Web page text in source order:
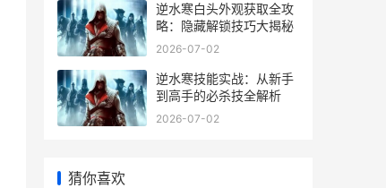
逆水寒白头外观获取全攻
略：隐藏解锁技巧大揭秘
2026-07-02
逆水寒技能实战：从新手
到高手的必杀技全解析
2026-07-02
猜你喜欢